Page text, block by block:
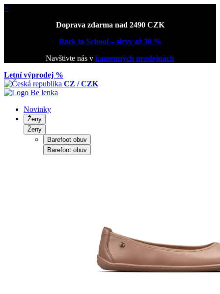
×
Doprava zdarma nad 2490 CZK
Back to School – slevy až 30 %
Navštivte nás v kamenných prodejnách
Letní výprodej %
CZ / CZK
Novinky
Ženy
Ženy
Barefoot obuv
Barefoot obuv